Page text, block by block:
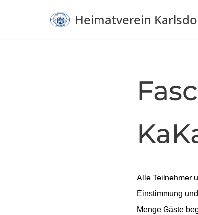
Heimatverein
Alle Teilnehmer
Einstimmung
Menge Gäste